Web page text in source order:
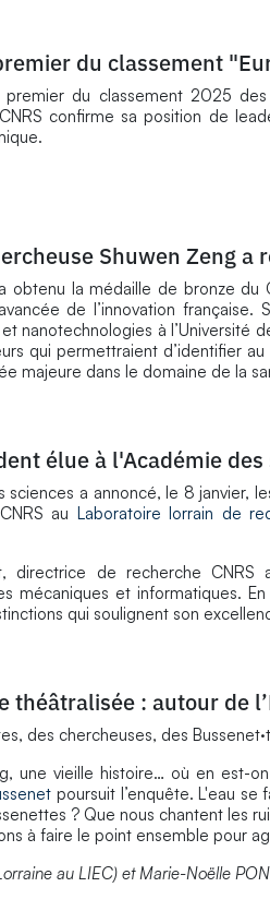
du classement
premier du classement 2025
confirme sa position de
Shuwen Zeng a
a obtenu la médaille de bronze du
de l’innovation
nanotechnologies à l’Université
qui permettraient d’identifier
majeure dans le domaine de la
élue à l'Académie des
sciences a annoncé, le 8 janvier,
au Laboratoire lorrain de
directrice de recherche
mécaniques et informatiques.
qui soulignent son
théâtralisée : autour de
des chercheuses, des
une vieille histoire… où en est-
poursuit l’enquête. L'eau
? Que nous chantent les
à faire le point ensemble pour
au LIEC) et Marie-Noëlle